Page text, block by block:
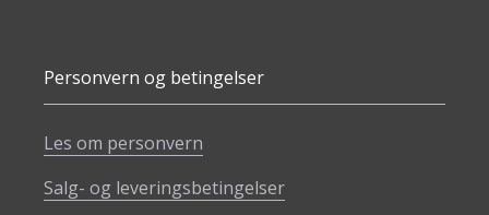
Personvern og betingelser
Les om personvern
Salg- og leveringsbetingelser